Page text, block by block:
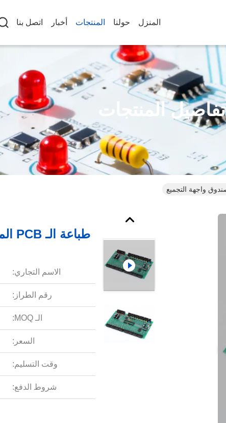
المنزل حولنا المنتجات أخبار اتصل بنا
تفاصيل المنتجات
طباعة الـ PCB المخصصة وصندوق واجهة التجميع
الاسم التجاري:
رقم الطراز:
الـ MOQ:
السعر:
وقت التسليم:
شروط الدفع: